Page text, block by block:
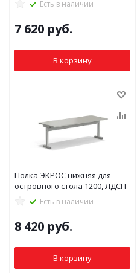
Есть в наличии
7 620 руб.
В корзину
Полка ЭКРОС нижняя для
островного стола 1200, ЛДСП
Есть в наличии
8 420 руб.
В корзину